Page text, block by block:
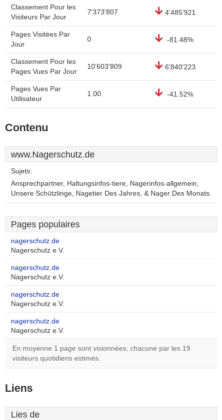
Classement Pour les
Visiteurs Par Jour
7'373'807 4'485'921
Pages Visitées Par
Jour
0 -81.48%
Classement Pour les
Pages Vues Par Jour
10'603'809 6'840'223
Pages Vues Par
Utilisateur
1.00 -41.52%
Contenu
www.Nagerschutz.de
Sujets:
Ansprechpartner, Haltungsinfos-tiere, Nagerinfos-allgemein,
Unsere Schützlinge, Nagetier Des Jahres, & Nager Des Monats.
Pages populaires
nagerschutz.de
Nagerschutz e.V.
nagerschutz.de
Nagerschutz e.V.
nagerschutz.de
Nagerschutz e.V.
nagerschutz.de
Nagerschutz e.V.
En moyenne 1 page sont visionnées, chacune par les 19
visiteurs quotidiens estimés.
Liens
Lies de